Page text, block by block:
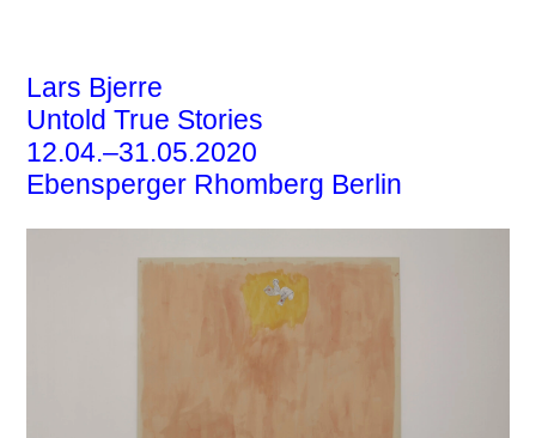
Lars Bjerre
Untold True Stories
12.04.–31.05.2020
Ebensperger Rhomberg Berlin